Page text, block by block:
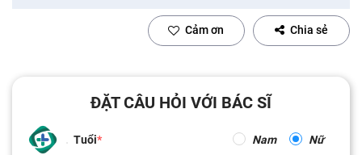
Cảm ơn Chia sẻ
ĐẶT CÂU HỎI VỚI BÁC SĨ
Tuổi Nam Nữ